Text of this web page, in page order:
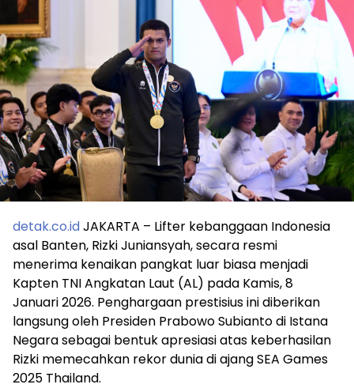
detak.co.idJAKARTA – Lifter kebanggaan Indonesia
asal Banten, Rizki Juniansyah, secara resmi
menerima kenaikan pangkat luar biasa menjadi
Kapten TNI Angkatan Laut (AL) pada Kamis, 8
Januari 2026. Penghargaan prestisius ini diberikan
langsung oleh Presiden Prabowo Subianto di Istana
Negara sebagai bentuk apresiasi atas keberhasilan
Rizki memecahkan rekor dunia di ajang SEA Games
2025 Thailand.